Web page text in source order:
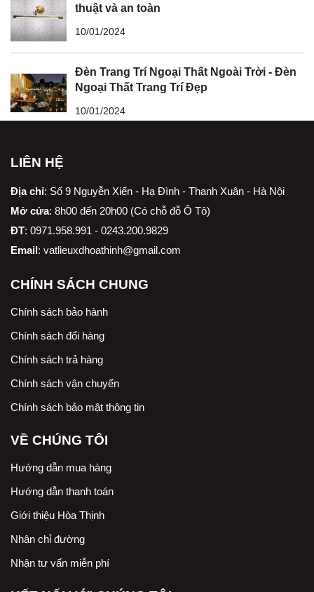
thuật và an toàn
10/01/2024
Đèn Trang Trí Ngoại Thất Ngoài Trời - Đèn
Ngoại Thất Trang Trí Đẹp
10/01/2024
LIÊN HỆ
Địa chỉ: Số 9 Nguyễn Xiển - Hạ Đình - Thanh Xuân - Hà Nội
Mở cửa: 8h00 đến 20h00 (Có chỗ đỗ Ô Tô)
ĐT: 0971.958.991 - 0243.200.9829
Email: vatlieuxdhoathinh@gmail.com
CHÍNH SÁCH CHUNG
Chính sách bảo hành
Chính sách đổi hàng
Chính sách trả hàng
Chính sách vận chuyển
Chính sách bảo mật thông tin
VỀ CHÚNG TÔI
Hướng dẫn mua hàng
Hướng dẫn thanh toán
Giới thiệu Hòa Thịnh
Nhận chỉ đường
Nhận tư vấn miễn phí